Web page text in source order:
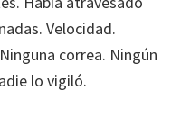
Velocidad.
correa. Ningún
lo vigiló.